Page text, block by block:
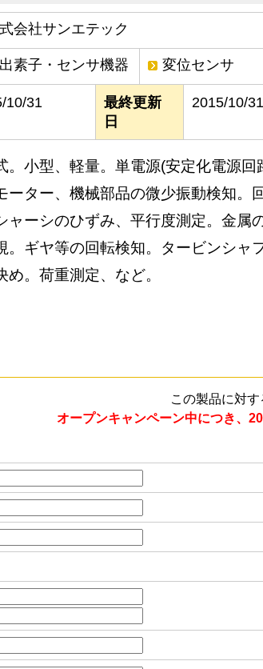
会社サンエテック
素子・センサ機器 変位センサ
10/31
最終更新
日
2015/10/31
。小型、軽量。単電源(安定化電源回
ーター、機械部品の微少振動検知。
ャーシのひずみ、平行度測定。金属
。ギヤ等の回転検知。タービンシャ
。荷重測定、など。
この製品に対
オープンキャンペーン中につき、